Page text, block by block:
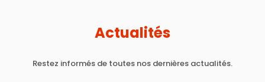
Actualités
Restez informés de toutes nos dernières actualités.